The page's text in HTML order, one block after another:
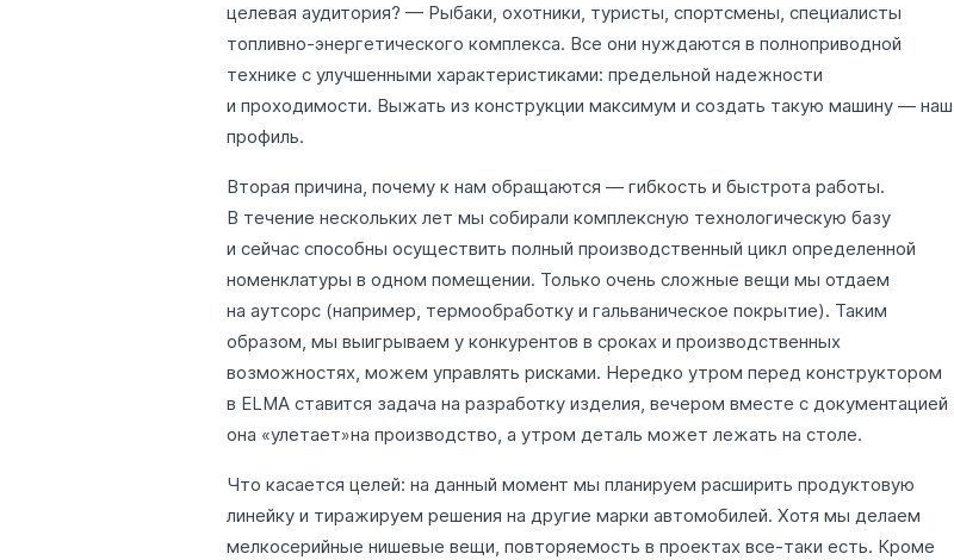
целевая аудитория? — Рыбаки, охотники, туристы, спортсмены, специалисты
топливно-энергетического комплекса. Все они нуждаются в полноприводной
технике с улучшенными характеристиками: предельной надежности
и проходимости. Выжать из конструкции максимум и создать такую машину — наш
профиль.
Вторая причина, почему к нам обращаются — гибкость и быстрота работы.
В течение нескольких лет мы собирали комплексную технологическую базу
и сейчас способны осуществить полный производственный цикл определенной
номенклатуры в одном помещении. Только очень сложные вещи мы отдаем
на аутсорс (например, термообработку и гальваническое покрытие). Таким
образом, мы выигрываем у конкурентов в сроках и производственных
возможностях, можем управлять рисками. Нередко утром перед конструктором
в ELMA ставится задача на разработку изделия, вечером вместе с документацией
она «улетает»на производство, а утром деталь может лежать на столе.
Что касается целей: на данный момент мы планируем расширить продуктовую
линейку и тиражируем решения на другие марки автомобилей. Хотя мы делаем
мелкосерийные нишевые вещи, повторяемость в проектах все-таки есть. Кроме